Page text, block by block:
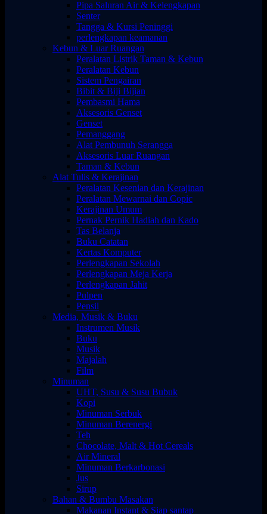
Pipa Saluran Air & Kelengkapan
Senter
Tangga & Kursi Peninggi
perlengkapan keamanan
Kebun & Luar Ruangan
Peralatan Listrik Taman & Kebun
Peralatan Kebun
Sistem Pengairan
Bibit & Biji Bijian
Pembasmi Hama
Aksesoris Genset
Genset
Pemanggang
Alat Pembunuh Serangga
Aksesoris Luar Ruangan
Taman & Kebun
Alat Tulis & Kerajinan
Peralatan Kesenian dan Kerajinan
Peralatan Mewarnai dan Copic
Kerajinan Umum
Pernak Pernik Hadiah dan Kado
Tas Belanja
Buku Catatan
Kertas Komputer
Perlengkapan Sekolah
Perlengkapan Meja Kerja
Perlengkapan Jahit
Pulpen
Pensil
Media, Musik & Buku
Instrumen Musik
Buku
Musik
Majalah
Film
Minuman
UHT, Susu & Susu Bubuk
Kopi
Minuman Serbuk
Minuman Berenergi
Teh
Chocolate, Malt & Hot Cereals
Air Mineral
Minuman Berkarbonasi
Jus
Sirup
Bahan & Bumbu Masakan
Makanan Instant & Siap santap